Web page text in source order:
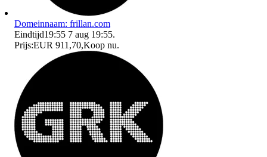
Domeinnaam: frillan.com
Eindtijd19:55 7 aug 19:55.
Prijs:EUR 911,70,Koop nu.